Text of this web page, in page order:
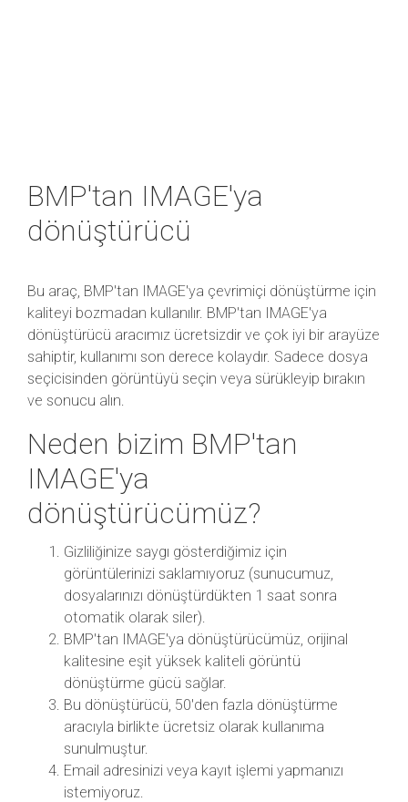
BMP'tan IMAGE'ya
dönüştürücü
Bu araç, BMP'tan IMAGE'ya çevrimiçi dönüştürme için
kaliteyi bozmadan kullanılır. BMP'tan IMAGE'ya
dönüştürücü aracımız ücretsizdir ve çok iyi bir arayüze
sahiptir, kullanımı son derece kolaydır. Sadece dosya
seçicisinden görüntüyü seçin veya sürükleyip bırakın
ve sonucu alın.
Neden bizim BMP'tan
IMAGE'ya
dönüştürücümüz?
Gizliliğinize saygı gösterdiğimiz için
görüntülerinizi saklamıyoruz (sunucumuz,
dosyalarınızı dönüştürdükten 1 saat sonra
otomatik olarak siler).
BMP'tan IMAGE'ya dönüştürücümüz, orijinal
kalitesine eşit yüksek kaliteli görüntü
dönüştürme gücü sağlar.
Bu dönüştürücü, 50'den fazla dönüştürme
aracıyla birlikte ücretsiz olarak kullanıma
sunulmuştur.
Email adresinizi veya kayıt işlemi yapmanızı
istemiyoruz.